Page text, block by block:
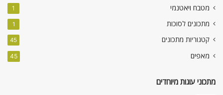
מטבח ויאטנמי 1
מתכונים לסוכות 1
קטגוריות מתכונים 45
מאפים 45
מתכוני עוגות מיוחדים